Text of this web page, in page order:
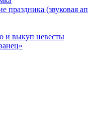
праздника (звуковая
и выкуп невесты